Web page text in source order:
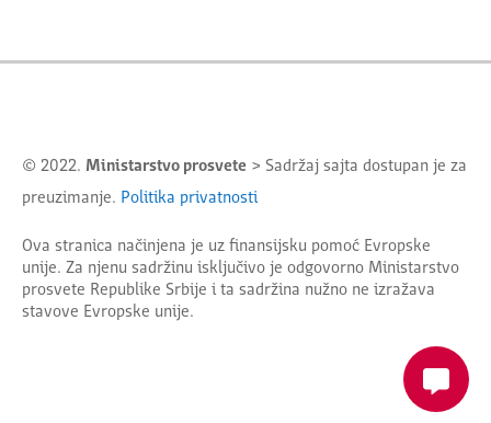
© 2022. Ministarstvo prosvete > Sadržaj sajta dostupan je za
preuzimanje. Politika privatnosti
Ova stranica načinjena je uz finansijsku pomoć Evropske
unije. Za njenu sadržinu isključivo je odgovorno Ministarstvo
prosvete Republike Srbije i ta sadržina nužno ne izražava
stavove Evropske unije.